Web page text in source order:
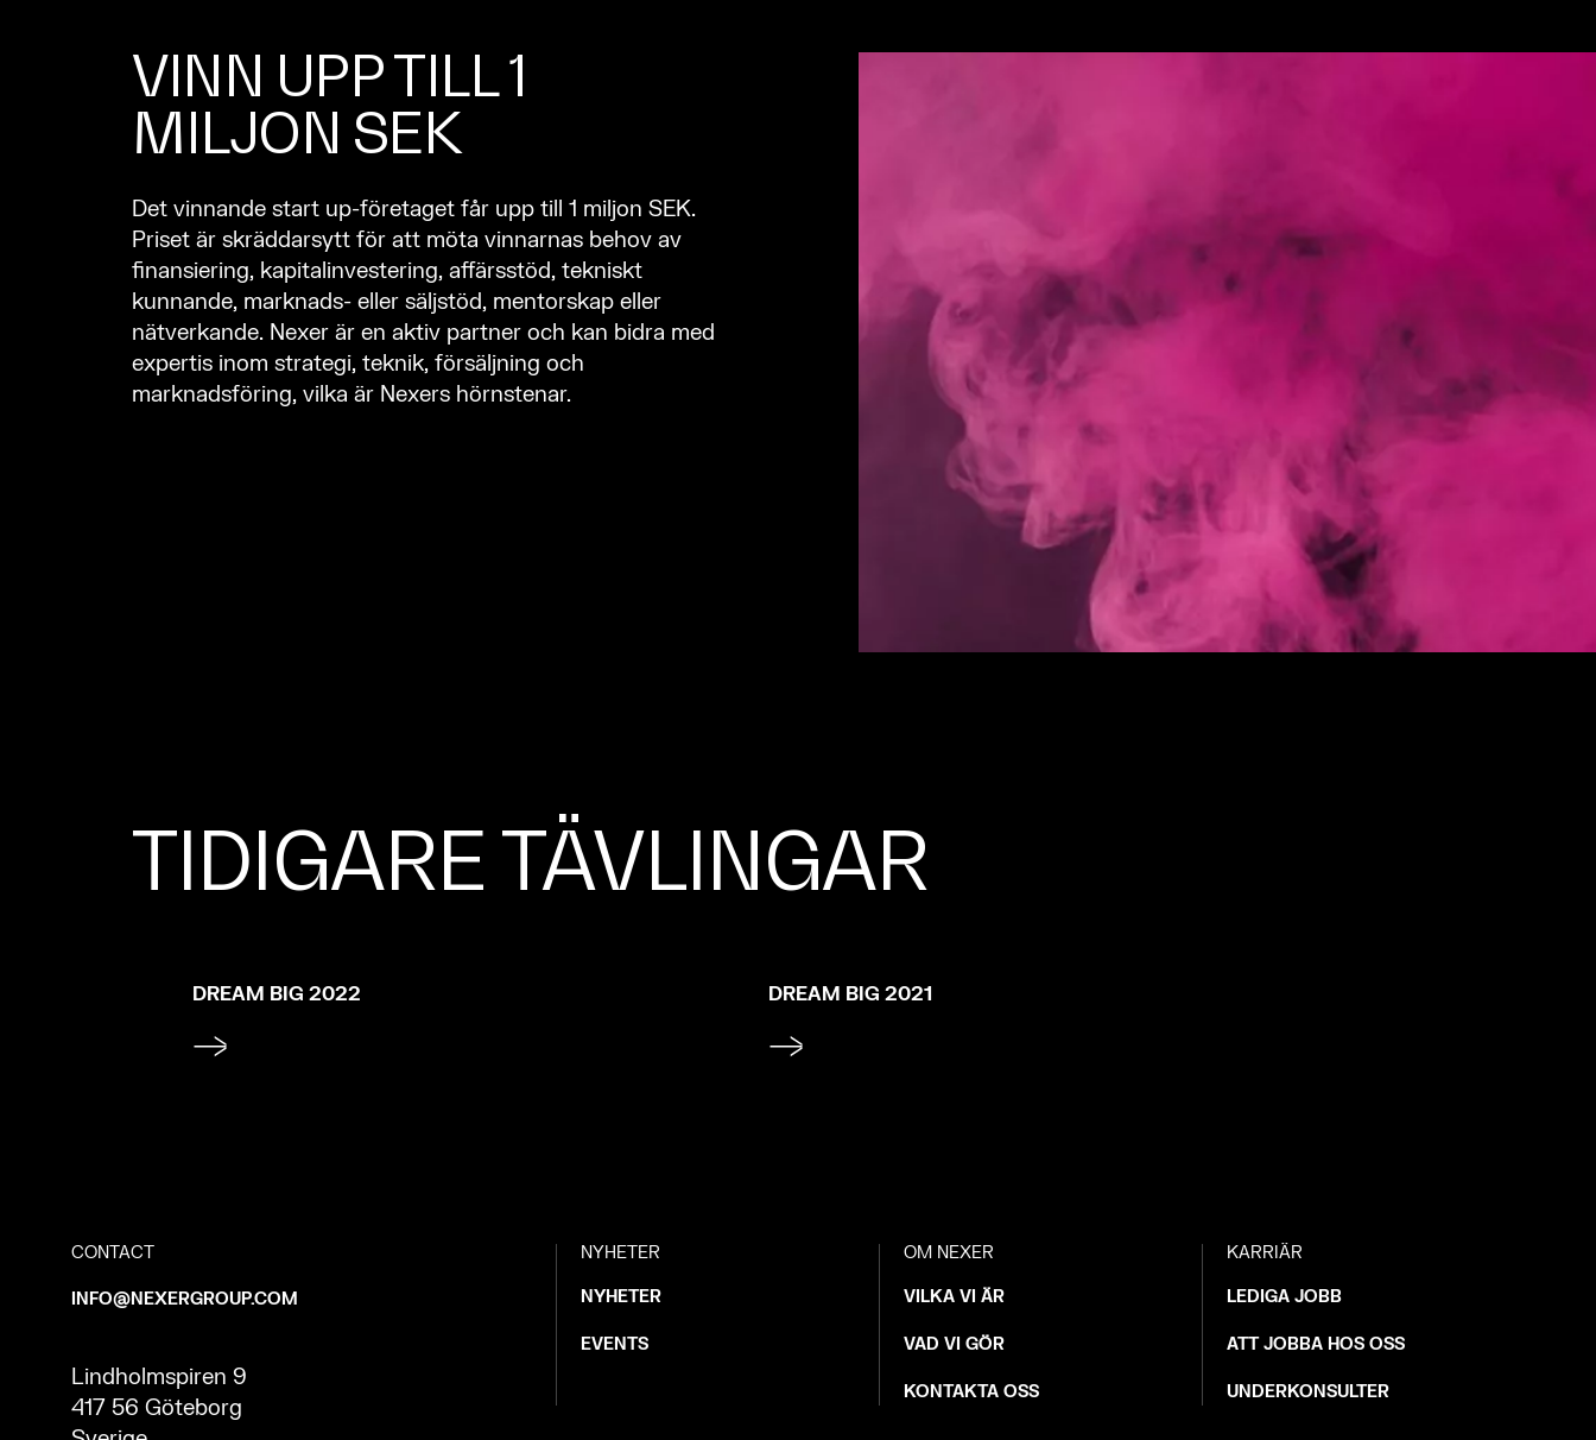
VINN UPP TILL 1
MILJON SEK
Det vinnande start up-företaget får upp till 1 miljon SEK.
Priset är skräddarsytt för att möta vinnarnas behov av
finansiering, kapitalinvestering, affärsstöd, tekniskt
kunnande, marknads- eller säljstöd, mentorskap eller
nätverkande. Nexer är en aktiv partner och kan bidra med
expertis inom strategi, teknik, försäljning och
marknadsföring, vilka är Nexers hörnstenar.
TIDIGARE TÄVLINGAR
DREAM BIG 2022 DREAM BIG 2021
CONTACT
INFO@NEXERGROUP.COM
Lindholmspiren 9
417 56 Göteborg
NYHETER
NYHETER
EVENTS
OM NEXER
VILKA VI ÄR
VAD VI GÖR
KONTAKTA OSS
KARRIÄR
LEDIGA JOBB
ATT JOBBA HOS OSS
UNDERKONSULTER